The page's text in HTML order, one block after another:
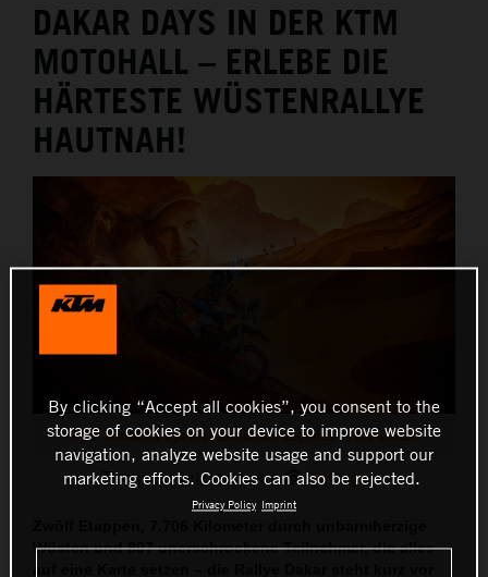
DEUTSCH
ENGLISH
MEDIA
THE COMPANY
DAKAR DAYS IN DER KTM
MOTOHALL – ERLEBE DIE
HÄRTESTE WÜSTENRALLYE
HAUTNAH!
KTM Motohall Special Exhibition Legends of the Dakar
This press release has: 4 Images
Wüsten und 807 unerschrockene Teilnehmer, die alles
By clicking “Accept all cookies”, you consent to the
storage of cookies on your device to improve website
navigation, analyze website usage and support our
marketing efforts. Cookies can also be rejected.
Privacy Policy Imprint